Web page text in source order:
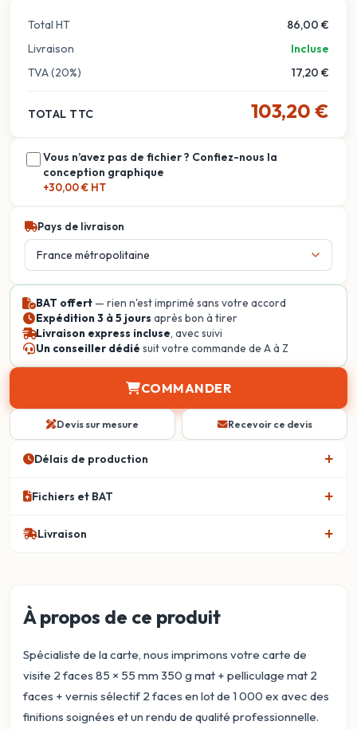
Total HT
86,00 €
Livraison
Incluse
TVA (20%)
17,20 €
TOTAL TTC 103,20 €
Vous n’avez pas de fichier ? Confiez-nous la
conception graphique
+30,00 € HT
Pays de livraison
BAT offert — rien n'est imprimé sans votre accord
Expédition 3 à 5 jours après bon à tirer
Livraison express incluse, avec suivi
Un conseiller dédié suit votre commande de A à Z
COMMANDER
Devis sur mesure Recevoir ce devis
Délais de production
Fichiers et BAT
Livraison
À propos de ce produit
Spécialiste de la carte, nous imprimons votre carte de
visite 2 faces 85 × 55 mm 350 g mat + pelliculage mat 2
faces + vernis sélectif 2 faces en lot de 1 000 ex avec des
finitions soignées et un rendu de qualité professionnelle.